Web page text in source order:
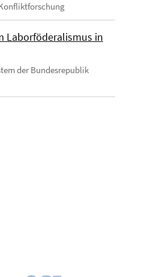
Laborföderalismus in
der Bundesrepublik